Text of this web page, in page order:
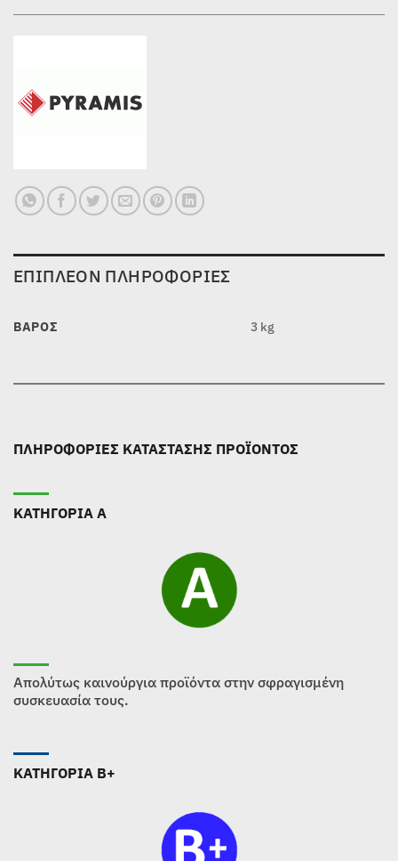
ΕΠΙΠΛΈΟΝ ΠΛΗΡΟΦΟΡΊΕΣ
ΒΆΡΟΣ 3 kg
ΠΛΗΡΟΦΟΡΙΕΣ ΚΑΤΑΣΤΑΣΗΣ ΠΡΟΪΟΝΤΟΣ
ΚΑΤΗΓΟΡΙΑ Α
Απολύτως καινούργια προϊόντα στην σφραγισμένη
συσκευασία τους.
ΚΑΤΗΓΟΡΙΑ B+